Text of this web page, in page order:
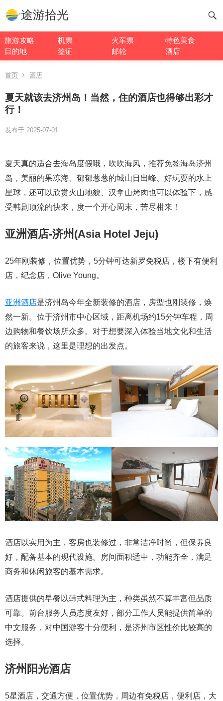
途游拾光
旅游攻略 机票 火车票
特色美食
目的地
签证 邮轮 酒店
首页 酒店
夏天就该去济州岛！当然，住的酒店也得够出彩才
行！
发布于 2025-07-01
夏天真的适合去海岛度假哦，吹吹海风，推荐免签海岛济州
岛，美丽的果冻海、郁郁葱葱的城山日出峰、好玩耍的水上
星球，还可以欣赏火山地貌、汉拿山烤肉也可以体验下，感
受韩剧顶流的快来，度一个开心周末，苦尽柑来！
亚洲酒店-济州(Asia Hotel Jeju)
25年刚装修，位置优势，5分钟可达新罗免税店，楼下有便利
店，纪念店，Olive Young。
亚洲酒店是济州岛今年全新装修的酒店，房型也刚装修，焕
然一新。位于济州市中心区域，距离机场约15分钟车程，周
边购物和餐饮场所众多。对于想要深入体验当地文化和生活
的旅客来说，这里是理想的出发点。
酒店以实用为主，客房也装修过，非常洁净时尚，但保养良
好，配备基本的现代设施。房间面积适中，功能齐全，满足
商务和休闲旅客的基本需求。
酒店提供的早餐以韩式料理为主，种类虽然不算丰富但品质
可靠。前台服务人员态度友好，部分工作人员能提供简单的
中文服务，对中国游客十分便利，是济州市区性价比较高的
选择。
济州阳光酒店
5星酒店，交通方便，位置优势，周边有免税店，便利店，大